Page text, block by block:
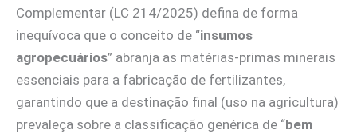
Complementar (LC 214/2025) defina de forma
inequívoca que o conceito de “insumos
agropecuários” abranja as matérias-primas minerais
essenciais para a fabricação de fertilizantes,
garantindo que a destinação final (uso na agricultura)
prevaleça sobre a classificação genérica de “bem